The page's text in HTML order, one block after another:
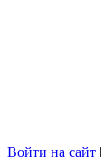
Войти на сайт |